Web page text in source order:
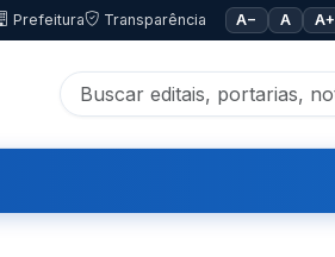
Prefeitura Transparência A− A A+